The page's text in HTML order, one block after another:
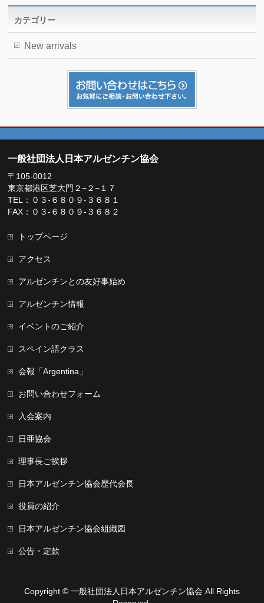
カテゴリー
New arrivals
一般社団法人日本アルゼンチン協会
〒105-0012
東京都港区芝大門２−２−１７
TEL：０３-６８０９-３６８１
FAX：０３-６８０９-３６８２
トップページ
アクセス
アルゼンチンとの友好事始め
アルゼンチン情報
イベントのご紹介
スペイン語クラス
会報「Argentina」
お問い合わせフォーム
入会案内
日亜協会
理事長ご挨拶
日本アルゼンチン協会歴代会長
役員の紹介
日本アルゼンチン協会組織図
公告・定款
Copyright © 一般社団法人日本アルゼンチン協会All Rights